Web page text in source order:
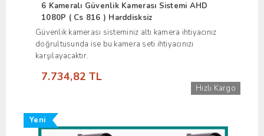
6 Kameralı Güvenlik Kamerası Sistemi AHD
1080P ( Cs 816 ) Harddisksiz
Güvenlik kamerası sisteminiz altı kamera ihtiyacınız
doğrultusunda ise bu kamera seti ihtiyacınızı
karşılayacaktır.
7.734,82 TL
Hızlı Kargo
Yeni